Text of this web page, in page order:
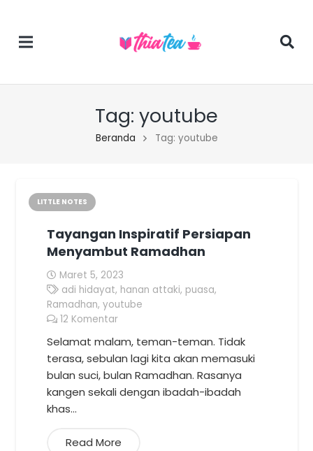
Tag: youtube
Beranda Tag: youtube
LITTLE NOTES
Tayangan Inspiratif Persiapan
Menyambut Ramadhan
Maret 5, 2023
adi hidayat, hanan attaki, puasa,
Ramadhan, youtube
12 Komentar
Selamat malam, teman-teman. Tidak
terasa, sebulan lagi kita akan memasuki
bulan suci, bulan Ramadhan. Rasanya
kangen sekali dengan ibadah-ibadah
khas…
Read More